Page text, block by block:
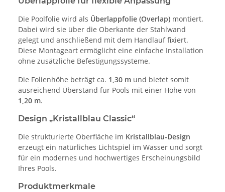
Die Poolfolie wird als Überlappfolie (Overlap) montiert.
Dabei wird sie über die Oberkante der Stahlwand
gelegt und anschließend mit dem Handlauf fixiert.
Diese Montageart ermöglicht eine einfache Installation
ohne zusätzliche Befestigungssysteme.
Die Folienhöhe beträgt ca. 1,30 m und bietet somit
ausreichend Überstand für Pools mit einer Höhe von
1,20 m.
Design „Kristallblau Classic“
Die strukturierte Oberfläche im Kristallblau-Design
erzeugt ein natürliches Lichtspiel im Wasser und sorgt
für ein modernes und hochwertiges Erscheinungsbild
Ihres Pools.
Produktmerkmale